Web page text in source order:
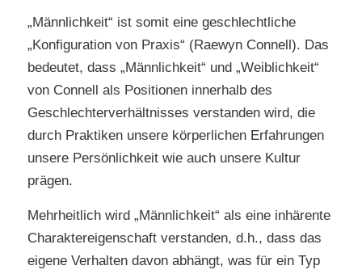
„Männlichkeit“ ist somit eine geschlechtliche
„Konfiguration von Praxis“ (Raewyn Connell). Das
bedeutet, dass „Männlichkeit“ und „Weiblichkeit“
von Connell als Positionen innerhalb des
Geschlechterverhältnisses verstanden wird, die
durch Praktiken unsere körperlichen Erfahrungen
unsere Persönlichkeit wie auch unsere Kultur
prägen.
Mehrheitlich wird „Männlichkeit“ als eine inhärente
Charaktereigenschaft verstanden, d.h., dass das
eigene Verhalten davon abhängt, was für ein Typ